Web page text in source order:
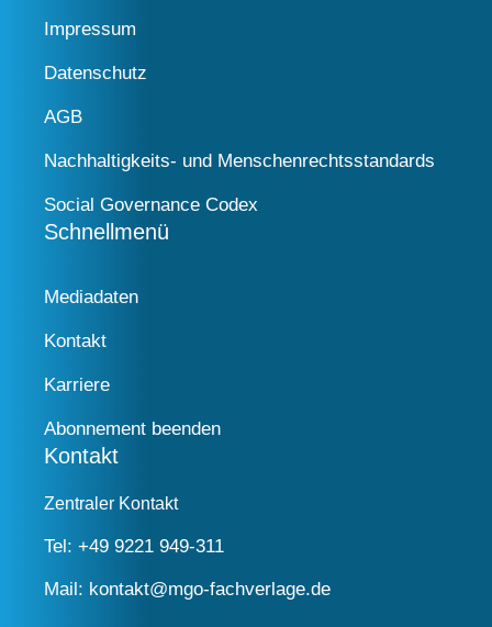
Impressum
Datenschutz
AGB
Nachhaltigkeits- und Menschenrechtsstandards
Social Governance Codex
Schnellmenü
Mediadaten
Kontakt
Karriere
Abonnement beenden
Kontakt
Zentraler Kontakt
Tel: +49 9221 949-311
Mail: kontakt@mgo-fachverlage.de